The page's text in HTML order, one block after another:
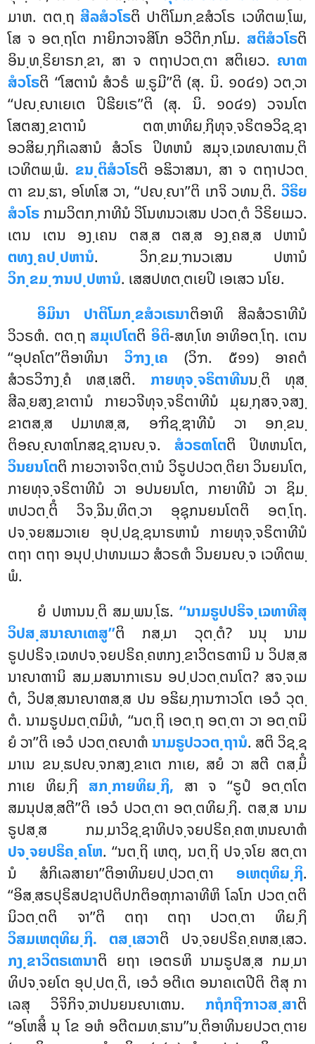
ມາຫ. ຕຕ຺ຖ ສີລສໍວໂຣຕິ ປາຕິໂມກ຺ຂສໍວໂຣ ເວທິຕພ຺ໂພ,
ໂສ ຈ ອຕ຺ຖໂຕ ກາຍິກວາຈສິໂກ ອວີຕິກ຺ກໂມ. ສຕິສໍວໂຣຕິ
ອິນ຺ທ຺ຣິຍາຣກ຺ຂາ, ສາ ຈ ຕຖາປວຕ຺ຕາ ສຕິເຍວ. ຎາຓ
ສໍວໂຣຕິ ‘‘ໂສຕານໍ ສໍວຣໍ ພ຺ຣູມີ’’ຕິ (ສຸ. ນິ. ໑໐໔໑) ວຕ຺ວາ
‘‘ປຎ຺ຎາເຍເຕ ປິຘີຍເຣ’’ຕິ (ສຸ. ນິ. ໑໐໔໑) ວຈນໂຕ
ໂສຕສງ຺ຂາຕານໍ ຕຓ຺ຫາທິຏ຺ຐິທຸຈ຺ຈຣິຕອວິຊ຺ຊາ
ອວສິຏ຺ຐກິເລສານໍ ສໍວໂຣ ປິທຫນໍ ສມຸຈ຺ເຉທຎາຓນ຺ຕິ
ເວທິຕພ຺ພໍ. ຂນ຺ຕິສໍວໂຣຕິ ອຘິວາສນາ, ສາ ຈ ຕຖາປວຕ຺
ຕາ ຂນ຺ຘາ, ອໂທໂສ ວາ, ‘‘ປຎ຺ຎາ’’ຕິ ເກຈິ ວທນ຺ຕິ. ວີຣິຍ
ສໍວໂຣກາມວິຕກ຺ກາທີນໍ ວິໂນທນວເສນ ປວຕ຺ຕໍ ວີຣິຍເມວ.
ເຕນ ເຕນ ອງ຺ເຄນ ຕສ຺ສ ຕສ຺ສ ອງ຺ຄສ຺ສ ປຫານໍ
ຕທງ຺ຄປ຺ປຫານໍ. ວິກ຺ຂມ຺ຠນວເສນ ປຫານໍ
ວິກ຺ຂມ຺ຠນປ຺ປຫານໍ. ເສສປທຕ຺ຕເຍປິ ເອເສວ ນໂຍ.
ອິມິນາ ປາຕິໂມກ຺ຂສໍວເຣນາຕິອາທິ ສີລສໍວຣາທີນໍ
ວິວຣຓໍ. ຕຕ຺ຖສມຸເປໂຕຕິ ອິຕິ-ສທ຺ໂທ ອາທິອຕ຺ໂຖ. ເຕນ
‘‘ອຸປຄໂຕ’’ຕິອາທິນາວິຠງ຺ເຄ (ວິຠ. ໕໑໑) ອາຄຕໍ
ສໍວຣວິຠງ຺ຄໍ ທສ຺ເສຕິ. ກາຍທຸຈ຺ຈຣິຕາທີນນ຺ຕິ ທຸສ຺
ສີລ຺ຍສງ຺ຂາຕານໍ ກາຍວຈີທຸຈ຺ຈຣິຕາທີນໍ ມຸຏ຺ຐສຈ຺ຈສງ຺
ຂາຕສ຺ສ ປມາທສ຺ສ, ອຠິຊ຺ຌາທີນໍ ວາ ອກ຺ຂນ຺
ຕິອຎ຺ຎາຓໂກສຊ຺ຊານຎ຺ຈ. ສໍວຣຓໂຕຕິ ປິທຫນໂຕ,
ວິນຍນໂຕຕິ ກາຍວາຈາຈິຕ຺ຕານໍ ວິຣູປປວຕ຺ຕິຍາ ວິນຍນໂຕ,
ກາຍທຸຈ຺ຈຣິຕາທີນໍ ວາ ອປນຍນໂຕ, ກາຍາທີນໍ ວາ ຊິມ຺
ຫປວຕ຺ຕິໍ ວິຈ຺ຉິນ຺ທິຕ຺ວາ ອຸຊຸກນຍນໂຕຕິ ອຕ຺ໂຖ.
ປຈ຺ຈຍສມວາເຍ ອຸປ຺ປຊ຺ຊນາຣຫານໍ ກາຍທຸຈ຺ຈຣິຕາທີນໍ
ຕຖາ ຕຖາ ອນຸປ຺ປາທນເມວ ສໍວຣຓໍ ວິນຍນຎ຺ຈ ເວທິຕພ຺
ພໍ.
ຍໍ ປຫານນ຺ຕິ ສມ຺ພນ຺ໂຘ. ‘‘ນາມຣູປປຣິຈ຺ເຉທາທີສຸ
ວິປສ຺ສນາຎາເຓສູ’’ຕິ ກສ຺ມາ ວຸຕ຺ຕໍ? ນນຸ ນາມ
ຣູປປຣິຈ຺ເຉທປຈ຺ຈຍປຣິຄ຺ຄຫກງ຺ຂາວິຕຣຓານິ ນ ວິປສ຺ສ
ນາຎາຓານິ ສມ຺ມສນາກາເຣນ ອປ຺ປວຕ຺ຕນໂຕ? ສຈ຺ຈເມ
ຕໍ, ວິປສ຺ສນາຎາຓສ຺ສ ປນ ອຘິຏ຺ຐານຠາວໂຕ ເອວໍ ວຸຕ຺
ຕໍ. ນາມຣູປມຕ຺ຕມິທໍ, ‘‘ນຕ຺ຖິ ເອຕ຺ຖ ອຕ຺ຕາ ວາ ອຕ຺ຕນິ
ຍໍວາ’’ຕິ ເອວໍ ປວຕ຺ຕຎາຓໍນາມຣູປວວຕ຺ຖານໍ. ສຕິ ວິຊ຺ຊ
ມາເນ ຂນ຺ຘປຎ຺ຈກສງ຺ຂາເຕ ກາເຍ, ສຍໍ ວາ ສຕີ ຕສ຺ມິໍ
ກາເຍ ທິຏ຺ຐິ ສກ຺ກາຍທິຏ຺ຐິ, ສາ ຈ ‘‘ຣູປໍ ອຕ຺ຕໂຕ
ສມນຸປສ຺ສຕີ’’ຕິ ເອວໍ ປວຕ຺ຕາ ອຕ຺ຕທິຏ຺ຐິ. ຕສ຺ສ ນາມ
ຣູປສ຺ສ ກມ຺ມາວິຊ຺ຊາທິປຈ຺ຈຍປຣິຄ຺ຄຓ຺ຫນຎາຓໍ
ປຈ຺ຈຍປຣິຄ຺ຄໂຫ. ‘‘ນຕ຺ຖິ ເຫຕຸ, ນຕ຺ຖິ ປຈ຺ຈໂຍ ສຕ຺ຕາ
ນໍ ສໍກິເລສາຍາ’’ຕິອາທິນຍປ຺ປວຕ຺ຕາ ອເຫຕຸທິຏ຺ຐິ.
‘‘ອິສ຺ສຣປຸຣິສປຊາປຕິປກຕິອຓຸກາລາທີຫິ ໂລໂກ ປວຕ຺ຕຕິ
ນິວຕ຺ຕຕິ ຈາ’’ຕິ ຕຖາ ຕຖາ ປວຕ຺ຕາ ທິຏ຺ຐິ
ວິສມເຫຕຸທິຏ຺ຐິ. ຕສ຺ເສວາຕິ ປຈ຺ຈຍປຣິຄ຺ຄຫສ຺ເສວ.
ກງ຺ຂາວິຕຣເຓນາຕິ ຍຖາ ເອຕຣຫິ ນາມຣູປສ຺ສ ກມ຺ມາ
ທິປຈ຺ຈຍໂຕ ອຸປ຺ປຕ຺ຕິ, ເອວໍ ອຕີເຕ ອນາຄເຕປີຕິ ຕີສຸ ກາ
ເລສຸ ວິຈິກິຈ຺ຉາປນຍນຎາເຓນ. ກຖໍກຖີຠາວສ຺ສາຕິ
‘‘ອໂຫສິໍ ນຸ ໂຂ ອຫໍ ອຕີຕມທ຺ຘານ’’ນ຺ຕິອາທິນຍປວຕ຺ຕາຍ